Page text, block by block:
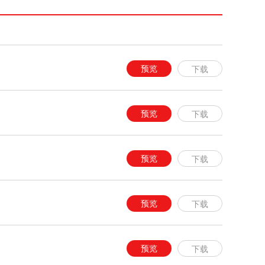
预览 下载
预览 下载
预览 下载
预览 下载
预览 下载